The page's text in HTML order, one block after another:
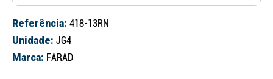
Referência: 418-13RN
Unidade: JG4
Marca: FARAD